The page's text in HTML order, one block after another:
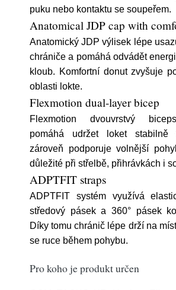
puku nebo kontaktu se soupeřem.
Anatomical JDP cap with
Anatomický JDP výlisek lépe
chrániče a pomáhá odvádět
kloub. Komfortní donut zvyšuje
oblasti lokte.
Flexmotion dual-layer bicep
Flexmotion dvouvrstvý
pomáhá udržet loket
zároveň podporuje volnější
důležité při střelbě, přihrávkách i
ADPTFIT straps
ADPTFIT systém využívá
středový pásek a 360° pásek
Díky tomu chránič lépe drží na
se ruce během pohybu.
Pro koho je produkt určen